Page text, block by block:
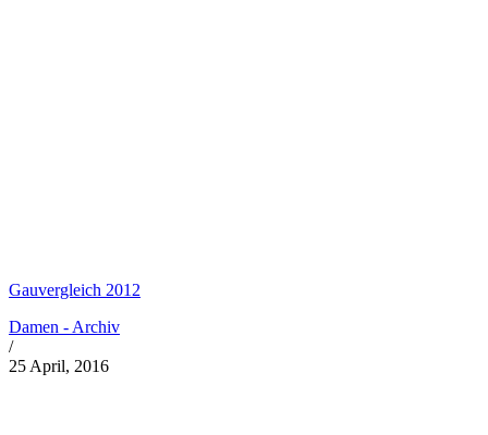
Gauvergleich 2012
Damen - Archiv
/
25 April, 2016